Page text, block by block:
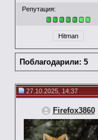
Репутация:
Hitman
Поблагодарили: 5
27.10.2025, 14:37
Firefox3860